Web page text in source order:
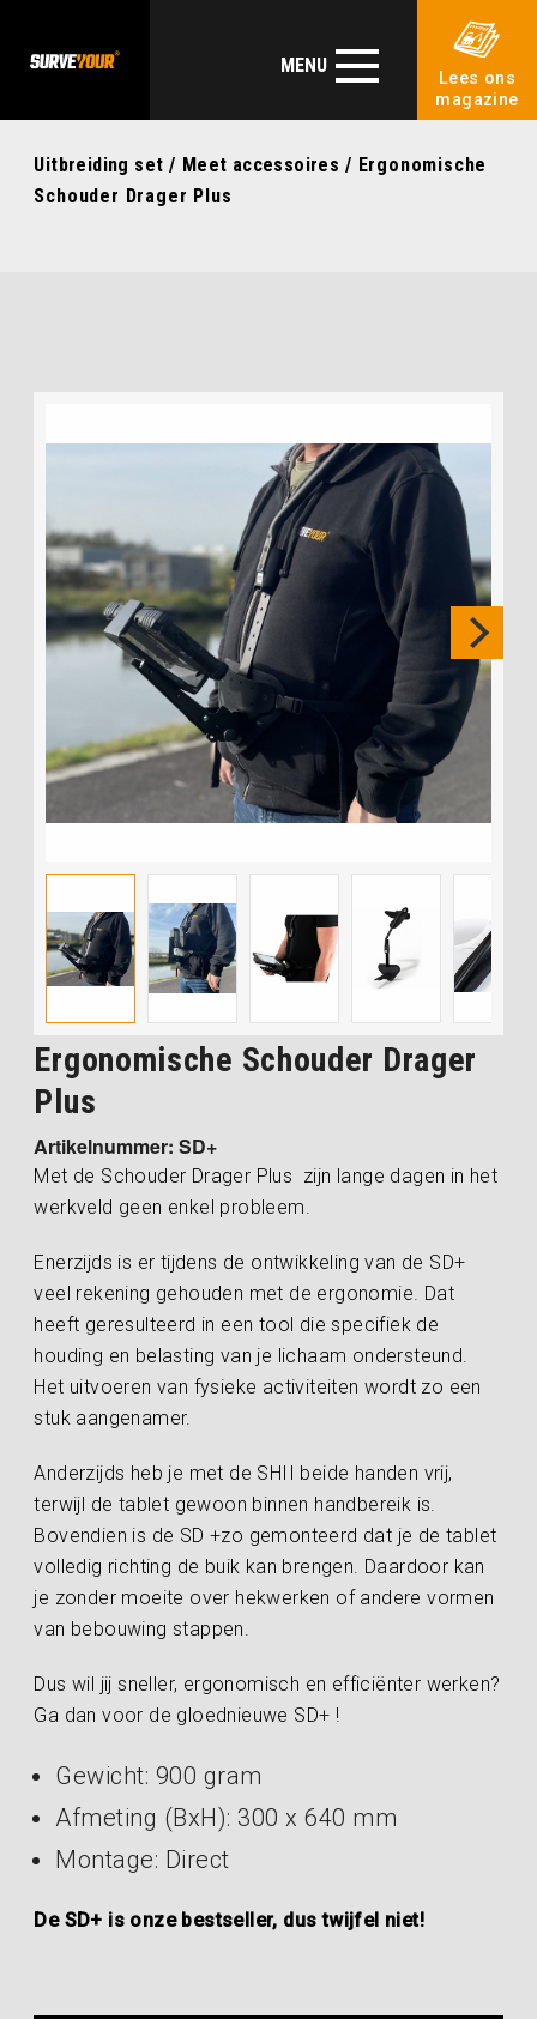
MENU
Lees ons
magazine
Uitbreiding set / Meet accessoires / Ergonomische
Schouder Drager Plus
Ergonomische Schouder Drager
Plus
Artikelnummer: SD+
Met de Schouder Drager Plus zijn lange dagen in het
werkveld geen enkel probleem.
Enerzijds is er tijdens de ontwikkeling van de SD+
veel rekening gehouden met de ergonomie. Dat
heeft geresulteerd in een tool die specifiek de
houding en belasting van je lichaam ondersteund.
Het uitvoeren van fysieke activiteiten wordt zo een
stuk aangenamer.
Anderzijds heb je met de SHII beide handen vrij,
terwijl de tablet gewoon binnen handbereik is.
Bovendien is de SD +zo gemonteerd dat je de tablet
volledig richting de buik kan brengen. Daardoor kan
je zonder moeite over hekwerken of andere vormen
van bebouwing stappen.
Dus wil jij sneller, ergonomisch en efficiënter werken?
Ga dan voor de gloednieuwe SD+ !
Gewicht: 900 gram
Afmeting (BxH): 300 x 640 mm
Montage: Direct
De SD+ is onze bestseller, dus twijfel niet!